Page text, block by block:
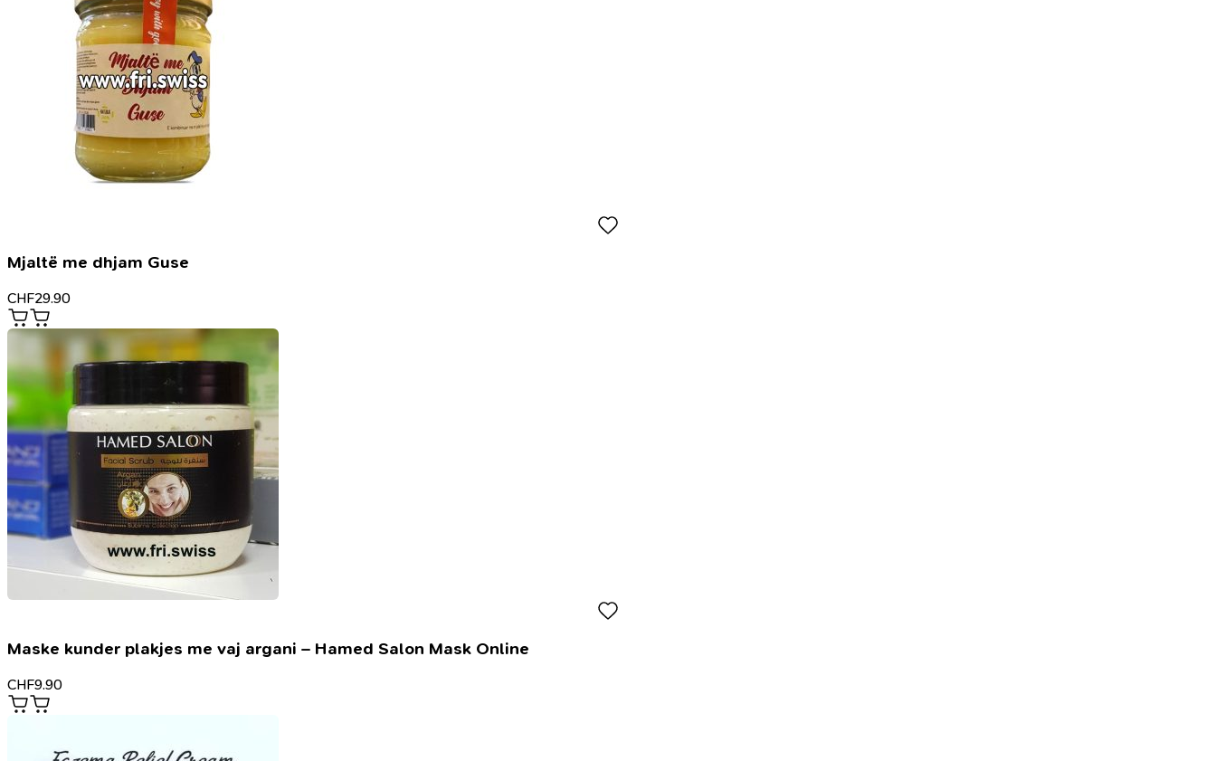
Mjaltë me dhjam Guse
CHF29.90
Maske kunder plakjes me vaj argani – Hamed Salon Mask Online
CHF9.90